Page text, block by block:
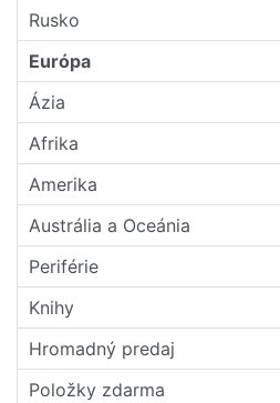
Rusko
Európa
Ázia
Afrika
Amerika
Austrália a Oceánia
Periférie
Knihy
Hromadný predaj
Položky zdarma